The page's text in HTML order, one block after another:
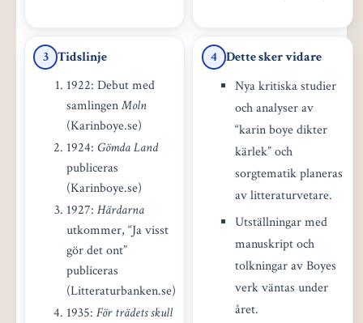
3 Tidslinje
1922: Debut med
samlingenMoln
(Karinboye.se)
1924: Gömda Land
publiceras
(Karinboye.se)
1927: Härdarna
utkommer, “Ja visst
gör det ont”
publiceras
(Litteraturbanken.se)
1935: För trädets skull
4 Dette sker vidare
Nya kritiska studier
och analyser av
“karin boye dikter
kärlek” och
sorgtematik planeras
av litteraturvetare.
Utställningar med
manuskript och
tolkningar av Boyes
verk väntas under
året.